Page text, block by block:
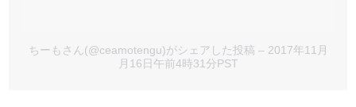
ちーもさん(@ceamotengu)がシェアした投稿 – 2017年11月
月16日午前4時31分PST